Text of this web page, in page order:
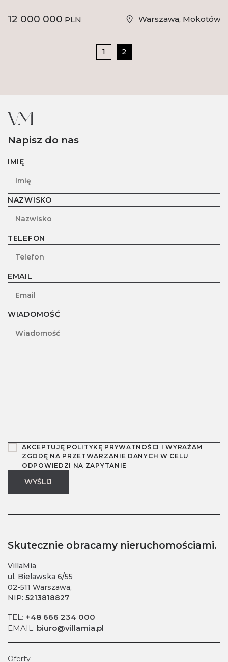
12 000 000 PLN Warszawa, Mokotów
1 2
Skutecznie obracamy nieruchomościami.
VillaMia
ul. Bielawska 6/55
02-511 Warszawa,
NIP: 5213818827
TEL: +48 666 234 000
EMAIL: biuro@villamia.pl
Oferty
Napisz do nas
IMIĘ
NAZWISKO
TELEFON
EMAIL
WIADOMOŚĆ
AKCEPTUJĘ POLITYKĘ PRYWATNOŚCI I WYRAŻAM
ZGODĘ NA PRZETWARZANIE DANYCH W CELU
ODPOWIEDZI NA ZAPYTANIE